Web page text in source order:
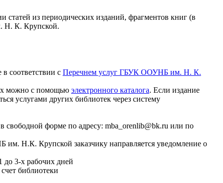
статей из периодических изданий, фрагментов книг (в
Н. К. Крупской.
соответствии с Перечнем услуг ГБУК ООУНБ им. Н. К.
можно с помощью электронного каталога. Если издание
услугами других библиотек через систему
свободной форме по адресу: mba_orenlib@bk.ru или по
Н.К. Крупской заказчику направляется уведомление о
3-х рабочих дней
библиотеки